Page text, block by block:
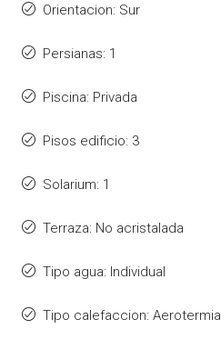
Orientacion: Sur
Persianas: 1
Piscina: Privada
Pisos edificio: 3
Solarium: 1
Terraza: No acristalada
Tipo agua: Individual
Tipo calefaccion: Aerotermia